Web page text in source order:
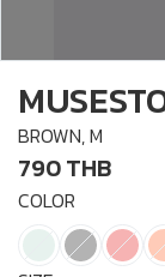
BROWN, M
790 THB
COLOR